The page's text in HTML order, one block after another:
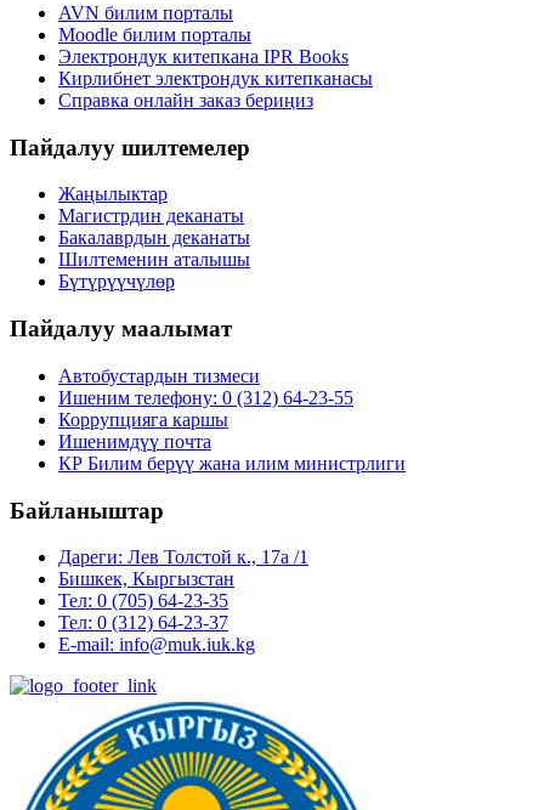
AVN билим порталы
Moodle билим порталы
Электрондук китепкана IPR Books
Кирлибнет электрондук китепканасы
Справка онлайн заказ бериңиз
Пайдалуу шилтемелер
Жаңылыктар
Магистрдин деканаты
Бакалаврдын деканаты
Шилтеменин аталышы
Бүтүрүүчүлөр
Пайдалуу маалымат
Автобустардын тизмеси
Ишеним телефону: 0 (312) 64-23-55
Коррупцияга каршы
Ишенимдүү почта
КР Билим берүү жана илим министрлиги
Байланыштар
Дареги: Лев Толстой к., 17а /1
Бишкек, Кыргызстан
Тел: 0 (705) 64-23-35
Тел: 0 (312) 64-23-37
E-mail: info@muk.iuk.kg